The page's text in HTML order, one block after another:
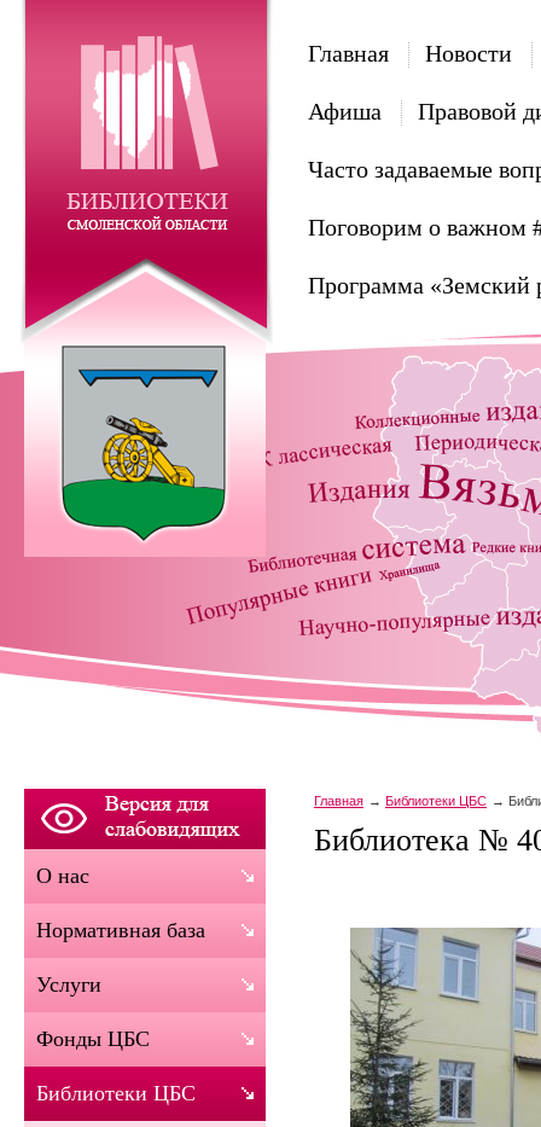
Главная Новости
Афиша Правовой
Часто задаваемые
Поговорим о важном
Программа «Земский
Главная Библиотеки ЦБС
Библиотека №
О нас
Нормативная база
Услуги
Фонды ЦБС
Библиотеки ЦБС